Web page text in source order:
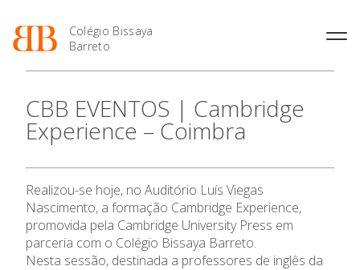
Colégio Bissaya
Barreto
O Colégio
Projeto Educativo
Organização
Colaboradores Não
Docentes
Instalações
Ofertas de emprego
Oferta Formativa
Enriquecimento Curricular
Oferta Curricular
Sala de Estudo
Atividades de Interrupção
Letiva
Academia de LínguasEnsino Profissional
Profissionais
Matrículas
Termalismo
Curso de Técnico/a de Apoio
à Família e à Comunidade
Ofertas de Emprego
2027
Calendários
de Educação
SIGE
Secretariado de Exames
CBB EVENTOS | Cambridge
Experience – Coimbra
Realizou-se hoje, no Auditório Luís Viegas
Nascimento, a formação Cambridge Experience,
promovida pela Cambridge University Press em
parceria com o Colégio Bissaya Barreto.
Nesta sessão, destinada a professores de inglês da